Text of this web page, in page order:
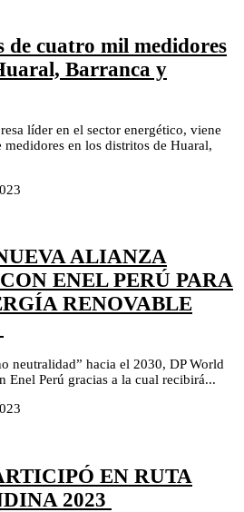
de cuatro mil medidores
Barranca y
líder en el sector energético, viene
en los distritos de Huaral,
ALIANZA
ENEL PERÚ PARA
RENOVABLE
neutralidad” hacia el 2030, DP World
Enel Perú gracias a la cual recibirá...
EN RUTA
2023